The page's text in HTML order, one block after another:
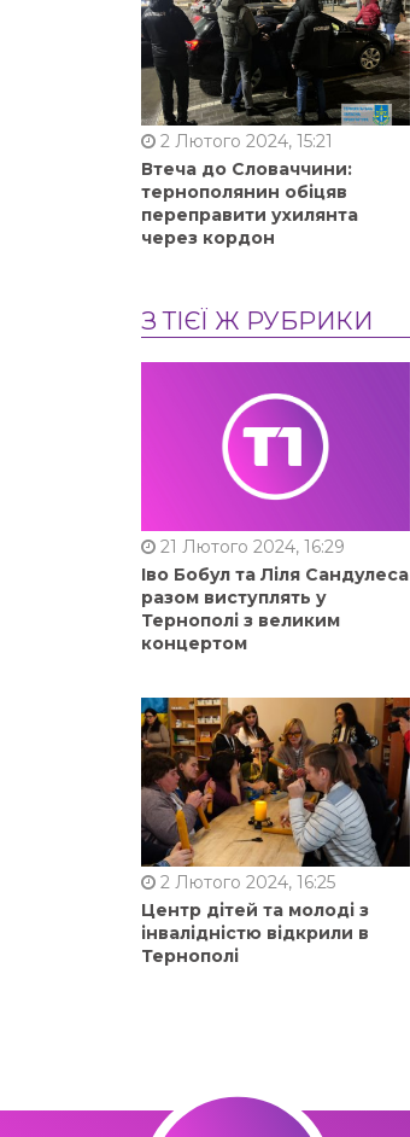
2 Лютого 2024, 15:21
Втеча до Словаччини:
тернополянин обіцяв
переправити ухилянта
через кордон
З ТІЄЇ Ж РУБРИКИ
21 Лютого 2024, 16:29
Іво Бобул та Ліля Сандулеса
разом виступлять у
Тернополі з великим
концертом
2 Лютого 2024, 16:25
Центр дітей та молоді з
інвалідністю відкрили в
Тернополі